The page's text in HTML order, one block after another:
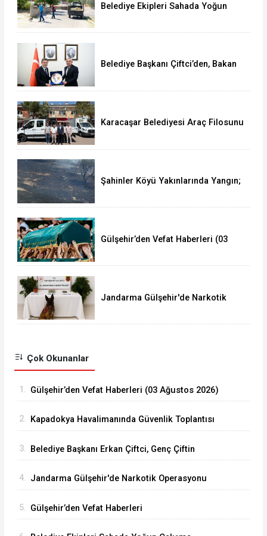
Belediye Ekipleri Sahada Yoğun
Belediye Başkanı Çiftci’den, Bakan
Karacaşar Belediyesi Araç Filosunu
Şahinler Köyü Yakınlarında Yangın;
Gülşehir’den Vefat Haberleri (03
Jandarma Gülşehir'de Narkotik
Çok Okunanlar
1. Gülşehir’den Vefat Haberleri (03 Ağustos 2026)
2. Kapadokya Havalimanında Güvenlik Toplantısı
3. Belediye Başkanı Erkan Çiftci, Genç Çiftin
4. Jandarma Gülşehir'de Narkotik Operasyonu
5. Gülşehir’den Vefat Haberleri